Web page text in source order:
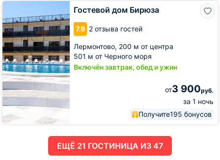
Гостевой дом Бирюза
7.9 2 отзыва гостей
Лермонтово, 200 м от центра
501 м от Черного моря
Включён завтрак, обед и ужин
от3 900руб.
за 1 ночь
Получите195 бонусов
Гостевой
Бирюза
ЕЩË 21 ГОСТИНИЦА ИЗ 47